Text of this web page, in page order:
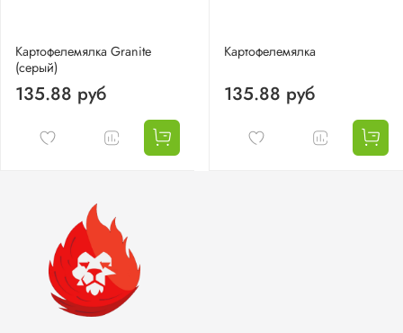
Картофелемялка Granite
(серый)
135.88 руб
Картофелемялка
135.88 руб